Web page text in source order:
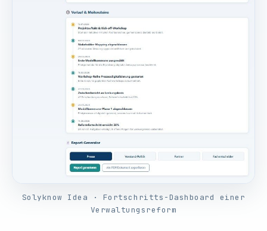
Solyknow Idea · Fortschritts-Dashboard einer
Verwaltungsreform